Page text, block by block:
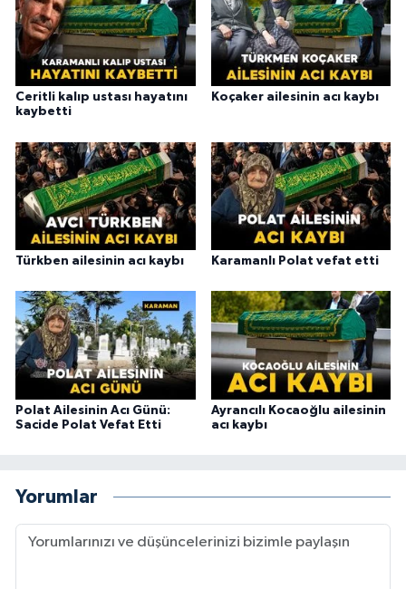
Ceritli kalıp ustası hayatını
kaybetti
Koçaker ailesinin acı kaybı
Türkben ailesinin acı kaybı Karamanlı Polat vefat etti
Polat Ailesinin Acı Günü:
Sacide Polat Vefat Etti
Ayrancılı Kocaoğlu ailesinin
acı kaybı
Yorumlar